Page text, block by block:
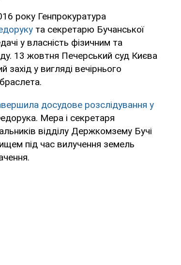
року Генпрокуратура
та секретарю Бучанської
у власність фізичним та
13 жовтня Печерський суд Києва
у вигляді вечірнього
досудове розслідування у
Мера і секретаря
відділу Держкомзему Бучі
під час вилучення земель